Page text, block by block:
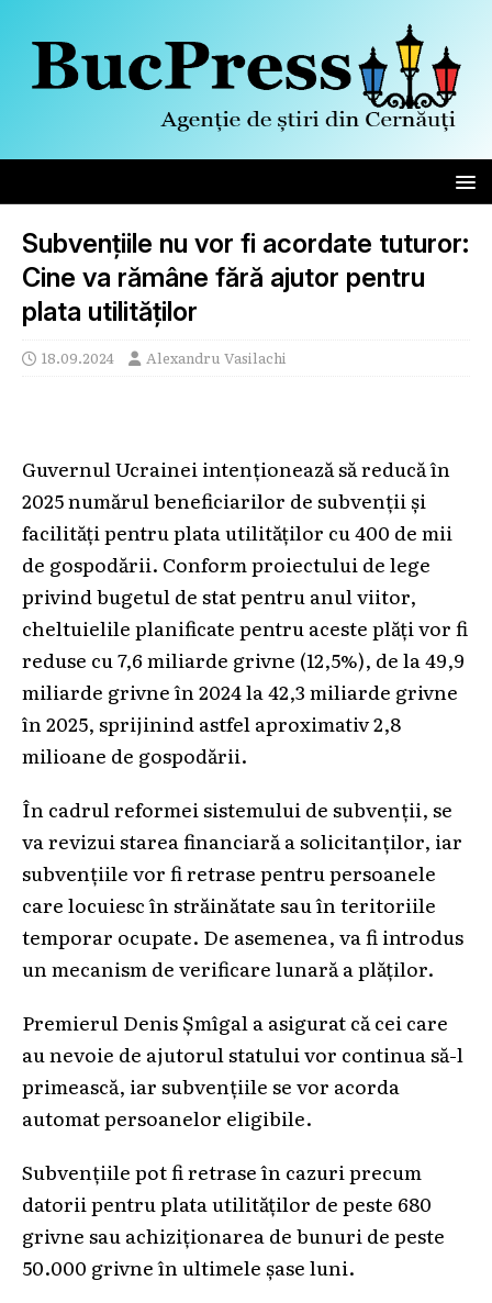
Subvențiile nu vor fi acordate tuturor:
Cine va rămâne fără ajutor pentru
plata utilităților
18.09.2024 Alexandru Vasilachi
Guvernul Ucrainei intenționează să reducă în
2025 numărul beneficiarilor de subvenții și
facilități pentru plata utilităților cu 400 de mii
de gospodării. Conform proiectului de lege
privind bugetul de stat pentru anul viitor,
cheltuielile planificate pentru aceste plăți vor fi
reduse cu 7,6 miliarde grivne (12,5%), de la 49,9
miliarde grivne în 2024 la 42,3 miliarde grivne
în 2025, sprijinind astfel aproximativ 2,8
milioane de gospodării.
În cadrul reformei sistemului de subvenții, se
va revizui starea financiară a solicitanților, iar
subvențiile vor fi retrase pentru persoanele
care locuiesc în străinătate sau în teritoriile
temporar ocupate. De asemenea, va fi introdus
un mecanism de verificare lunară a plăților.
Premierul Denis Șmîgal a asigurat că cei care
au nevoie de ajutorul statului vor continua să-l
primească, iar subvențiile se vor acorda
automat persoanelor eligibile.
Subvențiile pot fi retrase în cazuri precum
datorii pentru plata utilităților de peste 680
grivne sau achiziționarea de bunuri de peste
50.000 grivne în ultimele șase luni.